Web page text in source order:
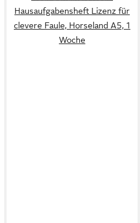
Hausaufgabensheft Lizenz für
clevere Faule, Horseland A5, 1
Woche